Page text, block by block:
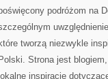
podróżom na
które tworzą niezwykle
Polski. Strona jest
lokalne inspiracje